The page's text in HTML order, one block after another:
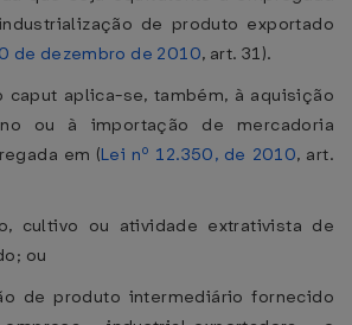
de produto exportado
de dezembro de 2010, art. 31).
caput aplica-se, também, à aquisição
ou à importação de mercadoria
em (Lei nº 12.350, de 2010, art.
cultivo ou atividade extrativista de
ou
de produto intermediário fornecido